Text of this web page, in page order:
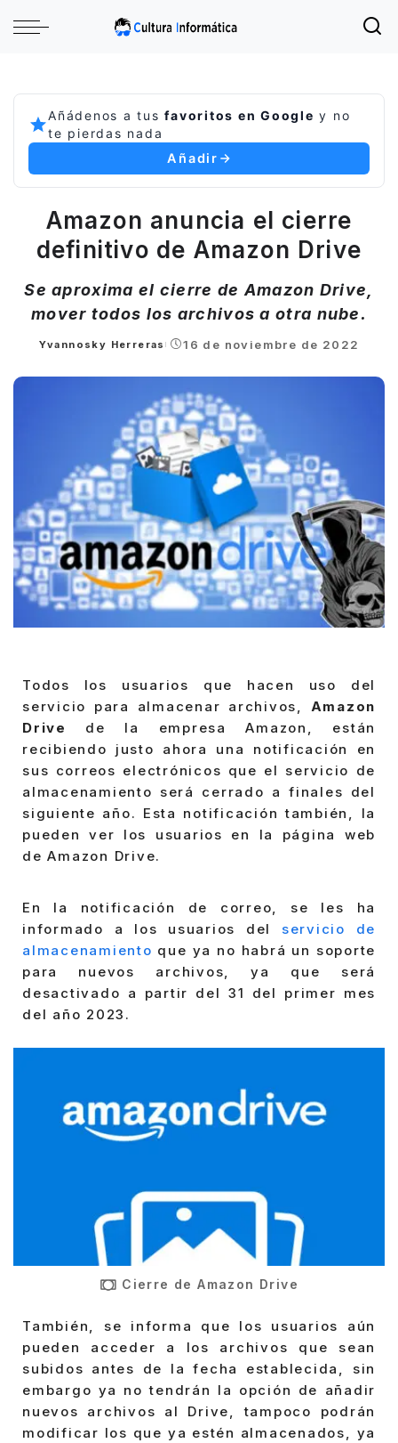
Añádenos a tusfavoritos en Google y no
te pierdas nada
Añadir
Amazon anuncia el cierre
definitivo de Amazon Drive
Se aproxima el cierre de Amazon Drive,
mover todos los archivos a otra nube.
Posted
Yvannosky Herreras 16 de noviembre de 2022
Todos los usuarios que hacen uso del
servicio para almacenar archivos, Amazon
Drive
de la empresa Amazon, están
recibiendo justo ahora una notificación en
sus correos electrónicos que el servicio de
almacenamiento será cerrado a finales del
siguiente año. Esta notificación también, la
pueden ver los usuarios en la página web
de Amazon Drive.
En la notificación de correo, se les ha
informado a los usuarios del servicio de
almacenamiento que ya no habrá un soporte
para nuevos archivos, ya que será
desactivado a partir del 31 del primer mes
del año 2023.
Cierre de Amazon Drive
También, se informa que los usuarios aún
pueden acceder a los archivos que sean
subidos antes de la fecha establecida, sin
embargo ya no tendrán la opción de añadir
nuevos archivos al Drive, tampoco podrán
modificar los que ya estén almacenados, ya